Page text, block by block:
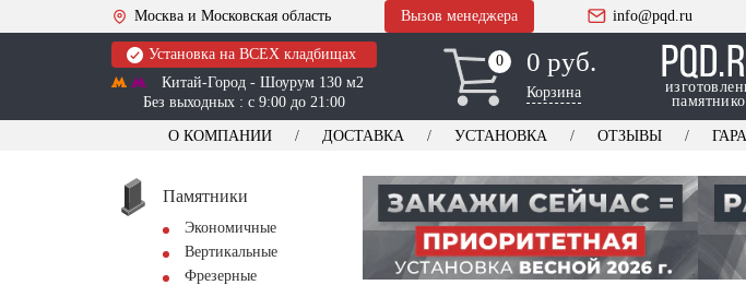
Москва и Московская область Вызов менеджера info@pqd.ru
Установка на ВСЕХ кладбищах
Китай-Город - Шоурум 130 м2
Без выходных : с 9:00 до 21:00
0
0 0 руб.
Корзина
О КОМПАНИИ ДОСТАВКА УСТАНОВКА ОТЗЫВЫ
Памятники
Экономичные
Вертикальные
Фрезерные